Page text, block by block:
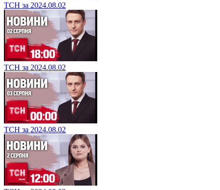
ТСН за 2024.08.02
ТСН за 2024.08.02
ТСН за 2024.08.02